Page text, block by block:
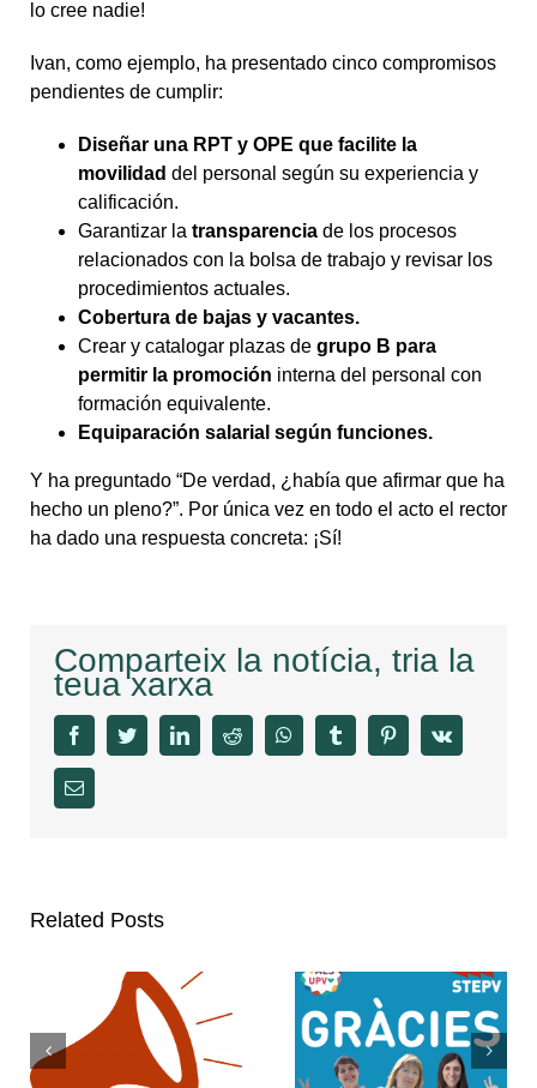
lo cree nadie!
Ivan, como ejemplo, ha presentado cinco compromisos
pendientes de cumplir:
Diseñar una RPT y OPE que facilite la
movilidad del personal según su experiencia y
calificación.
Garantizar la transparencia de los procesos
relacionados con la bolsa de trabajo y revisar los
procedimientos actuales.
Cobertura de bajas y vacantes.
Crear y catalogar plazas de grupo B para
permitir la promoción interna del personal con
formación equivalente.
Equiparación salarial según funciones.
Y ha preguntado “De verdad, ¿había que afirmar que ha
hecho un pleno?”. Por única vez en todo el acto el rector
ha dado una respuesta concreta: ¡Sí!
Comparteix la notícia, tria la
teua xarxa
facebooktwitter linkedinreddit whatsapptumblr pinterestvk
Email
Related Posts